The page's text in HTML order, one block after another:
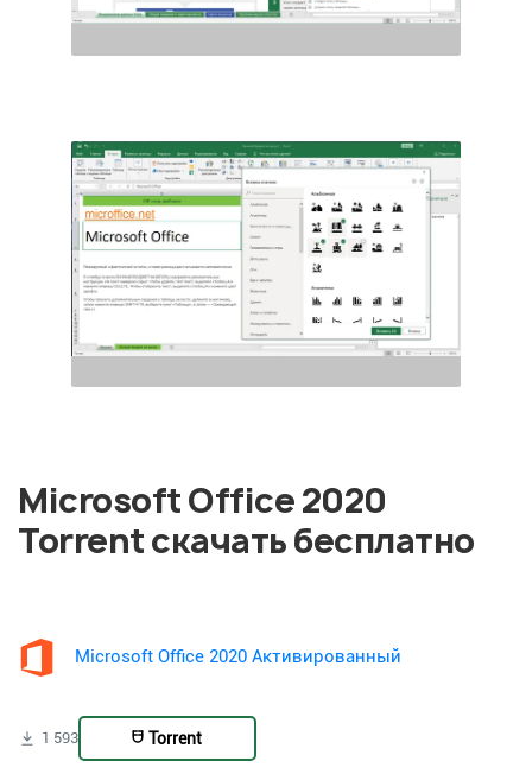
Microsoft Office 2020
Torrent скачать бесплатно
Microsoft Office 2020 Активированный
1 593 Torrent